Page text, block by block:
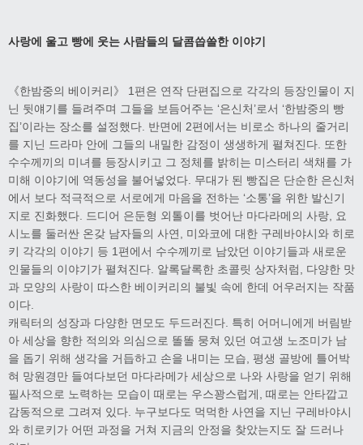
사랑에 울고 빵에 웃는 사람들의 달콤씁쓸한 이야기
《한밤중의 베이커리》 1편은 연작 단편집으로 각각의 등장인물이 지
닌 뒷얘기를 들려주며 그들을 보듬어주는 ‘은신처’로서 ‘한밤중의 빵
집’이라는 장소를 설정했다. 반면에 2편에서는 비로소 하나의 줄거리
를 지닌 드라마 안에 그들의 내밀한 감정이 생생하게 펼쳐진다. 또한
수수께끼의 미녀를 등장시키고 그 정체를 밝히는 미스터리 색채를 가
미해 이야기에 역동성을 불어넣었다. 무대가 된 빵집은 단순한 은신처
에서 보다 적극적으로 서로에게 마음을 전하는 ‘소통’을 위한 발신기
지로 진화했다. 드디어 은둔형 외톨이를 벗어난 마다라메의 사랑, 요
시노를 둘러싼 온갖 남자들의 사연, 미와코에 대한 구레바야시와 히로
키 각각의 이야기 등 1편에서 수수께끼로 남았던 이야기들과 새로운
인물들의 이야기가 펼쳐진다. 알록달록한 초콜릿 상자처럼, 다양한 맛
과 모양의 사랑이 따스한 베이커리의 불빛 속에 한데 어우러지는 작품
이다.
캐릭터의 성장과 다양한 면모도 두드러진다. 특히 어머니에게 버림받
아 세상을 향한 적의와 의심으로 똘똘 뭉쳐 있던 여고생 노조미가 남
을 돕기 위해 생각을 거듭하고 손을 내미는 모습, 평생 골방에 틀어박
혀 망원경만 들여다보던 마다라메가 세상으로 나와 사랑을 얻기 위해
필사적으로 노력하는 모습이 때로는 우스꽝스럽게, 때로는 안타깝고
감동적으로 그려져 있다. 누구보다도 먹먹한 사연을 지닌 구레바야시
와 히로키가 어떤 과정을 거쳐 지금의 안정을 찾았는지도 잘 드러나